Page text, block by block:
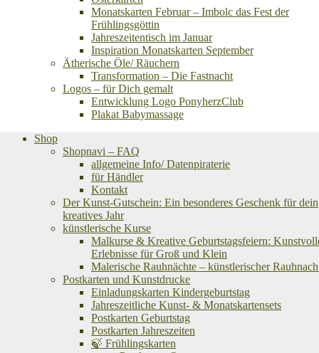
Monatskarten Februar – Imbolc das Fest der
Frühlingsgöttin
Jahreszeitentisch im Januar
Inspiration Monatskarten September
Ätherische Öle/ Räuchern
Transformation – Die Fastnacht
Logos – für Dich gemalt
Entwicklung Logo PonyherzClub
Plakat Babymassage
Shop
Shopnavi – FAQ
allgemeine Info/ Datenpiraterie
für Händler
Kontakt
Der Kunst-Gutschein: Ein besonderes Geschenk für dein
kreatives Jahr
künstlerische Kurse
Malkurse & Kreative Geburtstagsfeiern:
Erlebnisse für Groß und Klein
Malerische Rauhnächte – künstlerischer
Postkarten und Kunstdrucke
Einladungskarten Kindergeburtstag
Jahreszeitliche Kunst- & Monatskartensets
Postkarten Geburtstag
Postkarten Jahreszeiten
🍃 Frühlingskarten